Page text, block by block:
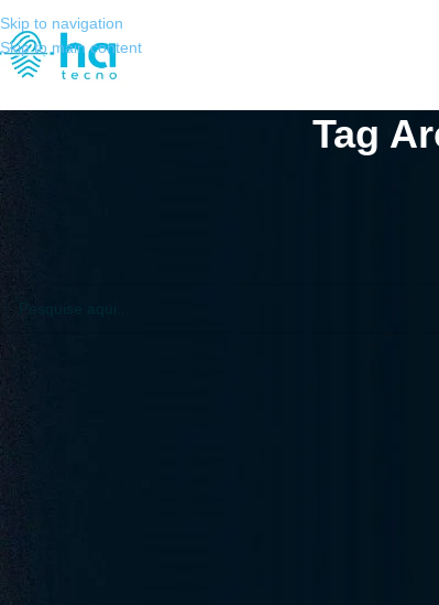
Skip to navigation
Skip to main content
Tag
Não Encontrado
Desculpas, mas nenhum resultado foi encontrado. Talvez a